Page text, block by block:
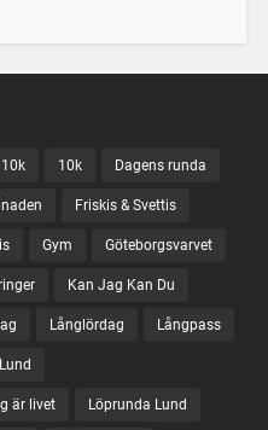
10k 10k Dagens runda
Friskis & Svettis
Gym Göteborgsvarvet
Kan Jag Kan Du
Långlördag Långpass
är livet Löprunda Lund